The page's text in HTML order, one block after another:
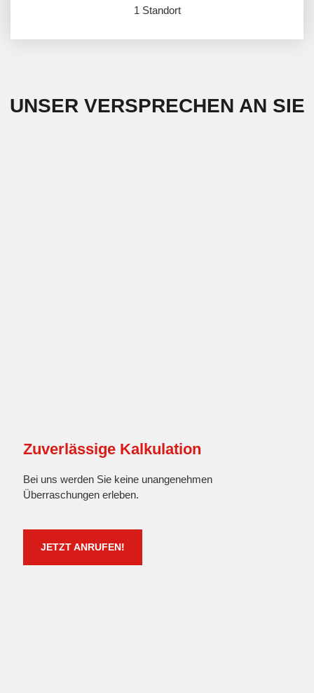
1 Standort
UNSER VERSPRECHEN AN SIE
Zuverlässige Kalkulation
Bei uns werden Sie keine unangenehmen
Überraschungen erleben.
JETZT ANRUFEN!